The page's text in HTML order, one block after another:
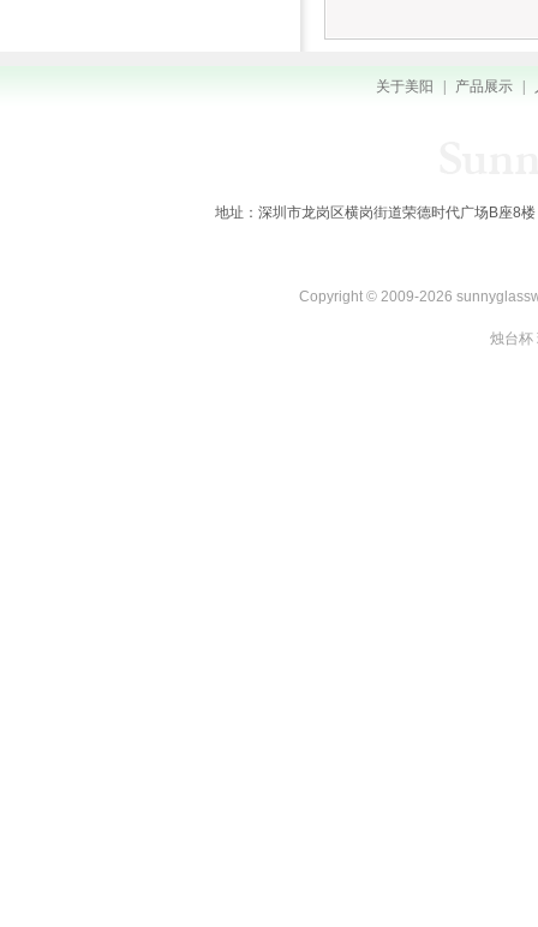
关于美阳 产品展示
地址：深圳市龙岗区横岗街道荣德时代广场B座8
Copyright © 2009-2026
烛台杯